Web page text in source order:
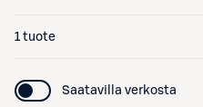
1 tuote
Saatavilla verkosta